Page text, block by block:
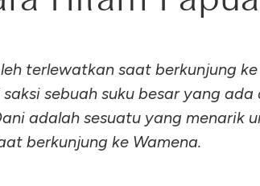
terlewatkan saat berkunjung ke
sebuah suku besar yang ada
adalah sesuatu yang menarik
berkunjung ke Wamena.